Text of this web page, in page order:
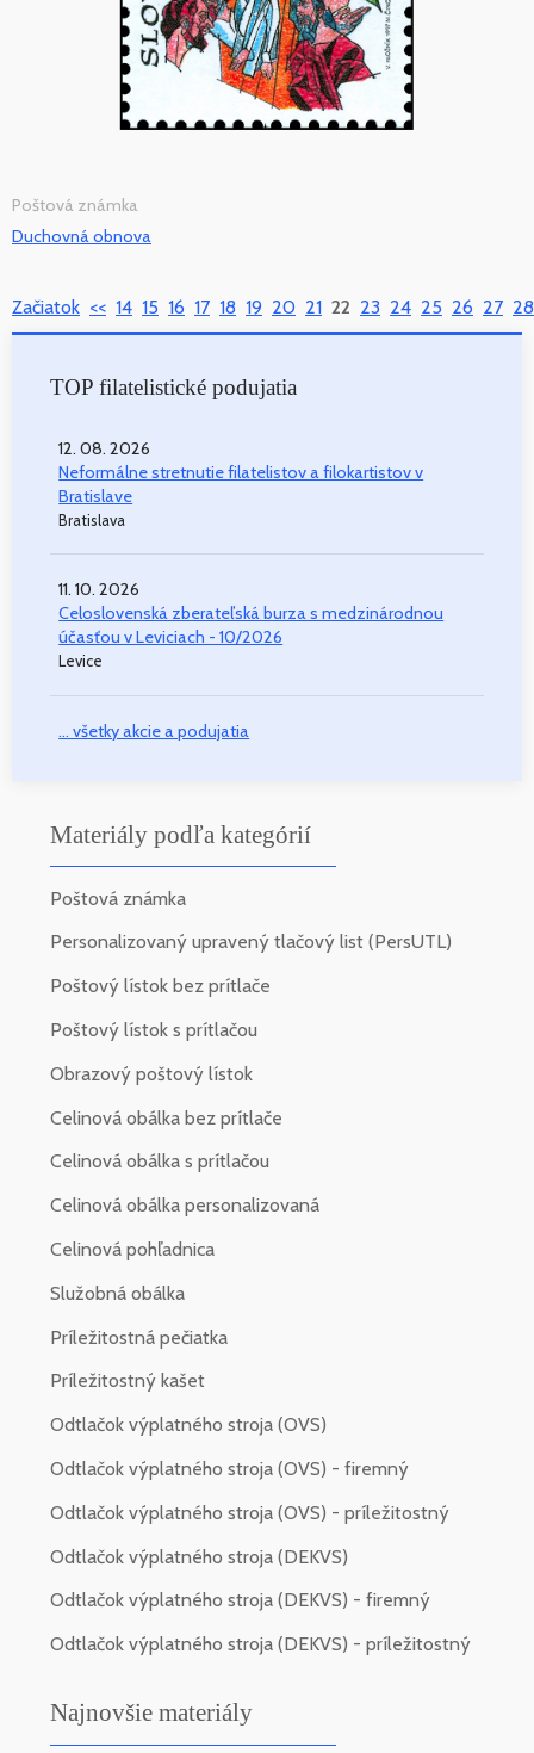
Poštová známka
Duchovná obnova
Začiatok << 14 15 16 17 18 19 20 21 22 23 24 25 26 27 28
TOP filatelistické podujatia
12. 08. 2026
Neformálne stretnutie filatelistov a filokartistov v
Bratislave
Bratislava
11. 10. 2026
Celoslovenská zberateľská burza s medzinárodnou
účasťou v Leviciach - 10/2026
Levice
... všetky akcie a podujatia
Materiály podľa kategórií
Poštová známka
Personalizovaný upravený tlačový list (PersUTL)
Poštový lístok bez prítlače
Poštový lístok s prítlačou
Obrazový poštový lístok
Celinová obálka bez prítlače
Celinová obálka s prítlačou
Celinová obálka personalizovaná
Celinová pohľadnica
Služobná obálka
Príležitostná pečiatka
Príležitostný kašet
Odtlačok výplatného stroja (OVS)
Odtlačok výplatného stroja (OVS) - firemný
Odtlačok výplatného stroja (OVS) - príležitostný
Odtlačok výplatného stroja (DEKVS)
Odtlačok výplatného stroja (DEKVS) - firemný
Odtlačok výplatného stroja (DEKVS) - príležitostný
Najnovšie materiály